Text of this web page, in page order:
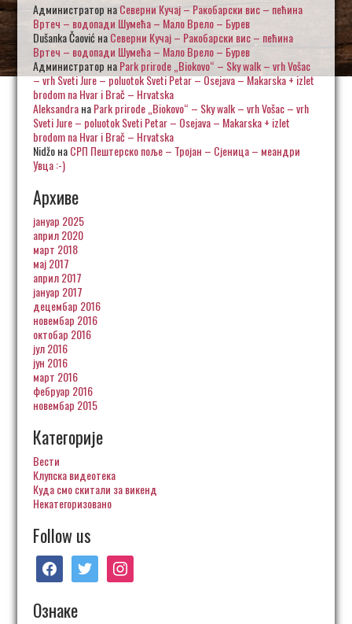
Администратор наСеверни Кучај – Ракобарски вис – пећина
Вртеч – водопади Шумећа – Мало Врело – Бурев
Dušanka ČaovićнаСеверни Кучај – Ракобарски вис – пећина
Вртеч – водопади Шумећа – Мало Врело – Бурев
Администратор наPark prirode „Biokovo“ – Sky walk – vrh Vošac
– vrh Sveti Jure – poluotok Sveti Petar – Osejava – Makarska + izlet
brodom na Hvar i Brač – Hrvatska
AleksandraнаPark prirode „Biokovo“ – Sky walk – vrh Vošac – vrh
Sveti Jure – poluotok Sveti Petar – Osejava – Makarska + izlet
brodom na Hvar i Brač – Hrvatska
NidžoнаСРП Пештерско поље – Тројан – Сјеница – меандри
Увца :-)
Архиве
јануар 2025
април 2020
март 2018
мај 2017
април 2017
јануар 2017
децембар 2016
новембар 2016
октобар 2016
јул 2016
јун 2016
март 2016
фебруар 2016
новембар 2015
Категорије
Вести
Клупска видеотека
Куда смо скитали за викенд
Некатегоризовано
Follow us
facebooktwitter instagram
Ознаке